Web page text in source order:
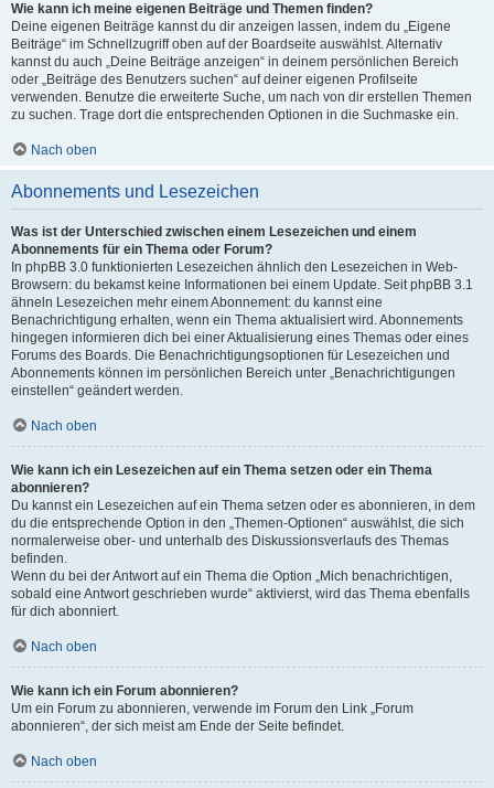
Wie kann ich meine eigenen Beiträge und Themen finden?
Deine eigenen Beiträge kannst du dir anzeigen lassen, indem du „Eigene
Beiträge“ im Schnellzugriff oben auf der Boardseite auswählst. Alternativ
kannst du auch „Deine Beiträge anzeigen“ in deinem persönlichen Bereich
oder „Beiträge des Benutzers suchen“ auf deiner eigenen Profilseite
verwenden. Benutze die erweiterte Suche, um nach von dir erstellen Themen
zu suchen. Trage dort die entsprechenden Optionen in die Suchmaske ein.
Nach oben
Abonnements und Lesezeichen
Was ist der Unterschied zwischen einem Lesezeichen und einem
Abonnements für ein Thema oder Forum?
In phpBB 3.0 funktionierten Lesezeichen ähnlich den Lesezeichen in Web-
Browsern: du bekamst keine Informationen bei einem Update. Seit phpBB 3.1
ähneln Lesezeichen mehr einem Abonnement: du kannst eine
Benachrichtigung erhalten, wenn ein Thema aktualisiert wird. Abonnements
hingegen informieren dich bei einer Aktualisierung eines Themas oder eines
Forums des Boards. Die Benachrichtigungsoptionen für Lesezeichen und
Abonnements können im persönlichen Bereich unter „Benachrichtigungen
einstellen“ geändert werden.
Nach oben
Wie kann ich ein Lesezeichen auf ein Thema setzen oder ein Thema
abonnieren?
Du kannst ein Lesezeichen auf ein Thema setzen oder es abonnieren, in dem
du die entsprechende Option in den „Themen-Optionen“ auswählst, die sich
normalerweise ober- und unterhalb des Diskussionsverlaufs des Themas
befinden.
Wenn du bei der Antwort auf ein Thema die Option „Mich benachrichtigen,
sobald eine Antwort geschrieben wurde“ aktivierst, wird das Thema ebenfalls
für dich abonniert.
Nach oben
Wie kann ich ein Forum abonnieren?
Um ein Forum zu abonnieren, verwende im Forum den Link „Forum
abonnieren“, der sich meist am Ende der Seite befindet.
Nach oben